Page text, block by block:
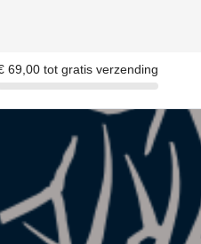
Toggle minicart, Cart is empty
69,00 tot gratis verzending